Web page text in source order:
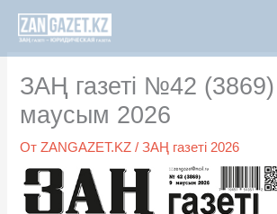
Перейти
содержимому
ЗАҢ газеті №42
маусым 2026
ОтZANGAZET.KZ/ЗАҢ газеті 2026